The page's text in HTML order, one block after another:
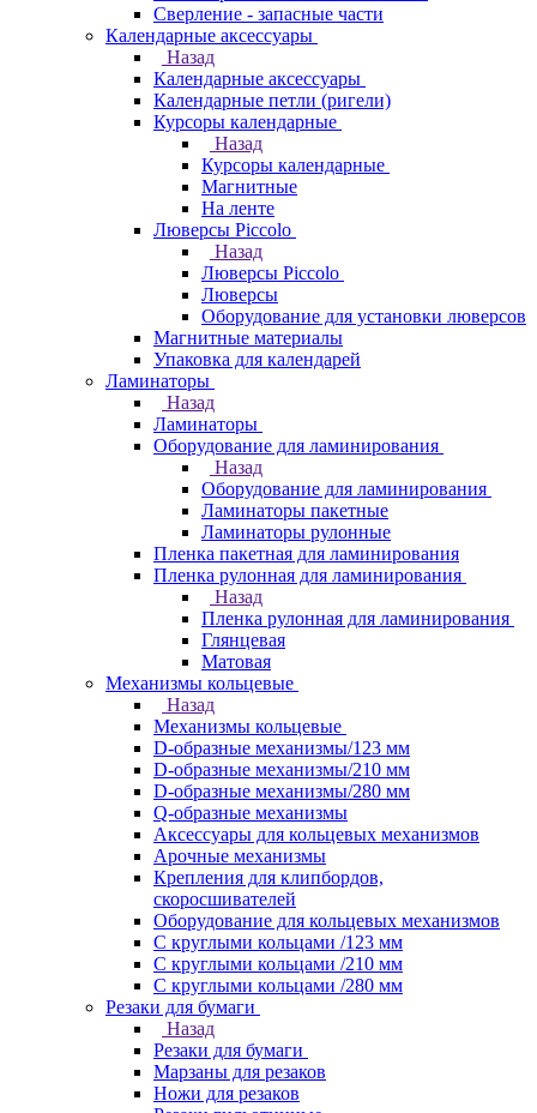
Сверление - запасные части
Календарные аксессуары
Назад
Календарные аксессуары
Календарные петли (ригели)
Курсоры календарные
Назад
Курсоры календарные
Магнитные
На ленте
Люверсы Piccolo
Назад
Люверсы Piccolo
Люверсы
Оборудование для установки люверсов
Магнитные материалы
Упаковка для календарей
Ламинаторы
Назад
Ламинаторы
Оборудование для ламинирования
Назад
Оборудование для ламинирования
Ламинаторы пакетные
Ламинаторы рулонные
Пленка пакетная для ламинирования
Пленка рулонная для ламинирования
Назад
Пленка рулонная для ламинирования
Глянцевая
Матовая
Механизмы кольцевые
Назад
Механизмы кольцевые
D-образные механизмы/123 мм
D-образные механизмы/210 мм
D-образные механизмы/280 мм
Q-образные механизмы
Аксессуары для кольцевых механизмов
Арочные механизмы
Крепления для клипбордов,
скоросшивателей
Оборудование для кольцевых механизмов
С круглыми кольцами /123 мм
С круглыми кольцами /210 мм
С круглыми кольцами /280 мм
Резаки для бумаги
Назад
Резаки для бумаги
Марзаны для резаков
Ножи для резаков